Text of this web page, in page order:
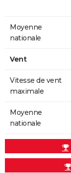
Moyenne
nationale
Vent
Vitesse de vent
maximale
Moyenne
nationale